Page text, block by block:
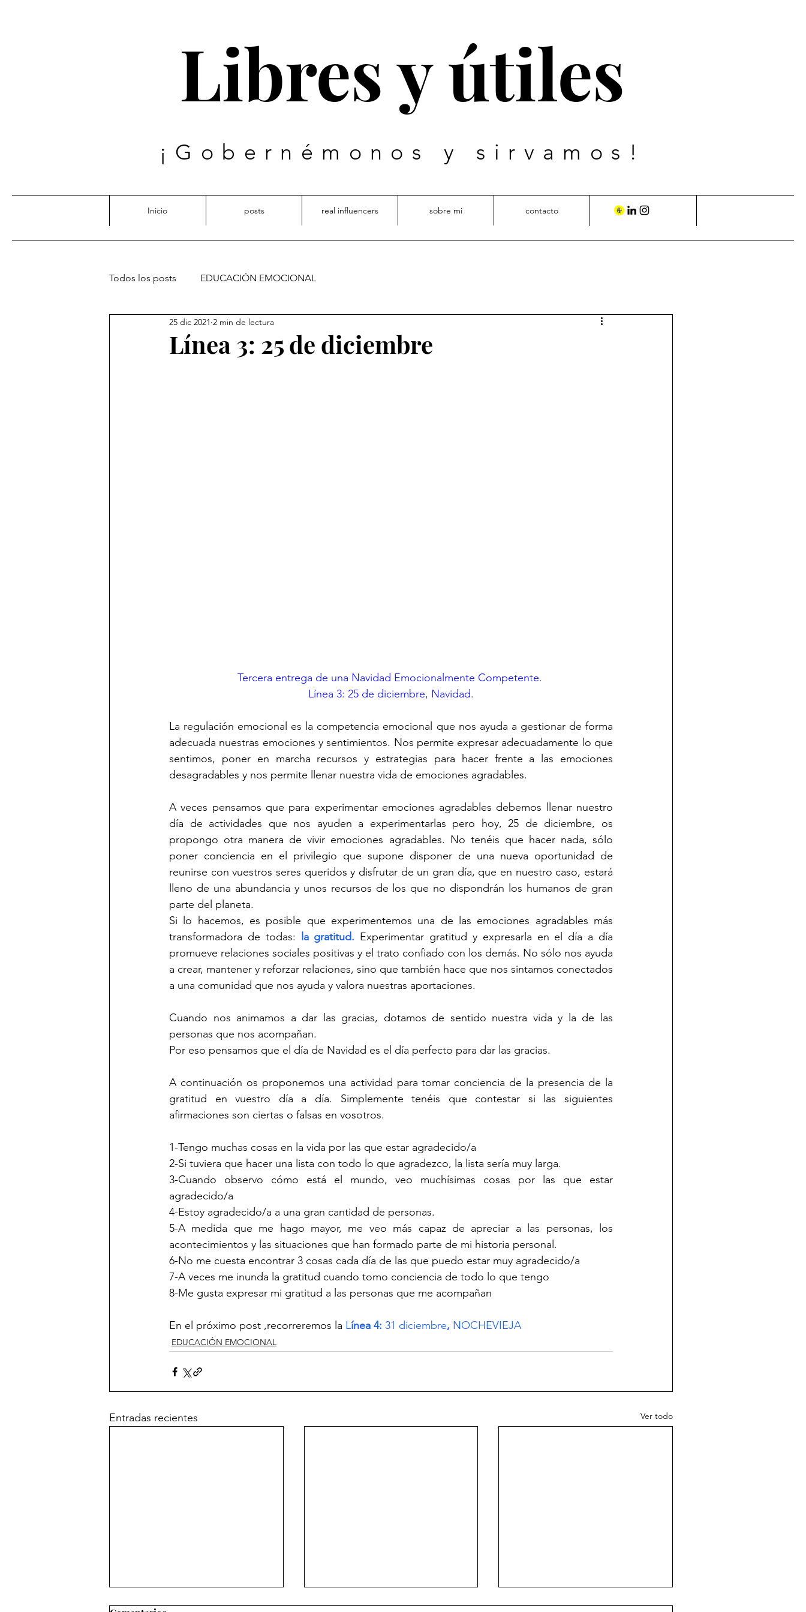
Libres y útiles
¡Gobernémonos y sirvamos!
Inicio posts real influencers sobre mi contacto
Todos los posts EDUCACIÓN EMOCIONAL
Línea 3: 25 de diciembre
25 dic 2021 2 min de lectura
Tercera entrega de una Navidad Emocionalmente Competente.
Línea 3: 25 de diciembre, Navidad.
La regulación emocional es la competencia emocional que nos ayuda a gestionar de forma
adecuada nuestras emociones y sentimientos. Nos permite expresar adecuadamente lo que
sentimos, poner en marcha recursos y estrategias para hacer frente a las emociones
desagradables y nos permite llenar nuestra vida de emociones agradables.
A veces pensamos que para experimentar emociones agradables debemos llenar nuestro
día de actividades que nos ayuden a experimentarlas pero hoy, 25 de diciembre, os
propongo otra manera de vivir emociones agradables. No tenéis que hacer nada, sólo
poner conciencia en el privilegio que supone disponer de una nueva oportunidad de
reunirse con vuestros seres queridos y disfrutar de un gran día, que en nuestro caso, estará
lleno de una abundancia y unos recursos de los que no dispondrán los humanos de gran
parte del planeta.
Si lo hacemos, es posible que experimentemos una de las emociones agradables más
transformadora de todas: la gratitud. Experimentar gratitud y expresarla en el día a día
promueve relaciones sociales positivas y el trato confiado con los demás. No sólo nos ayuda
a crear, mantener y reforzar relaciones, sino que también hace que nos sintamos conectados
a una comunidad que nos ayuda y valora nuestras aportaciones.
Cuando nos animamos a dar las gracias, dotamos de sentido nuestra vida y la de las
personas que nos acompañan.
Por eso pensamos que el día de Navidad es el día perfecto para dar las gracias.
gratitud
en vuestro día a día. Simplemente tenéis que contestar si las siguientes
afirmaciones son ciertas o falsas en vosotros.
1-Tengo muchas cosas en la vida por las que estar agradecido/a
2-Si tuviera que hacer una lista con todo lo que agradezco, la lista sería muy larga.
3-Cuando observo cómo está el mundo, veo muchísimas cosas por las que estar
agradecido/a
4-Estoy agradecido/a a una gran cantidad de personas.
5-A medida que me hago mayor, me veo más capaz de apreciar a las personas, los
acontecimientos y las situaciones que han formado parte de mi historia personal.
6-No me cuesta encontrar 3 cosas cada día de las que puedo estar muy agradecido/a
7-A veces me inunda la gratitud cuando tomo conciencia de todo lo que tengo
8-Me gusta expresar mi gratitud a las personas que me acompañan
En el próximo post ,recorreremos la Línea 4: 31 diciembre, NOCHEVIEJA
EDUCACIÓN EMOCIONAL
Entradas recientes Ver todo